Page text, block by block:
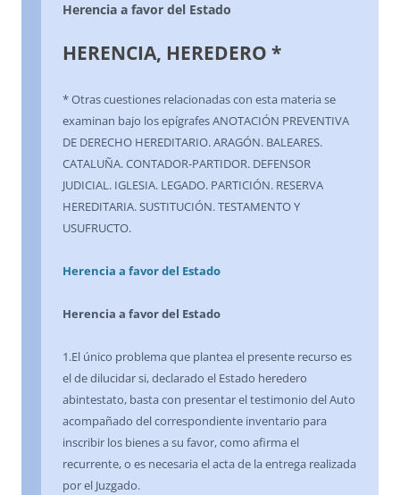
Herencia a favor del Estado
HERENCIA, HEREDERO *
* Otras cuestiones relacionadas con esta materia se
examinan bajo los epígrafes ANOTACIÓN PREVENTIVA
DE DERECHO HEREDITARIO. ARAGÓN. BALEARES.
CATALUÑA. CONTADOR-PARTIDOR. DEFENSOR
JUDICIAL. IGLESIA. LEGADO. PARTICIÓN. RESERVA
HEREDITARIA. SUSTITUCIÓN. TESTAMENTO Y
USUFRUCTO.
Herencia a favor del Estado
Herencia a favor del Estado
1.El único problema que plantea el presente recurso es
el de dilucidar si, declarado el Estado heredero
abintestato, basta con presentar el testimonio del Auto
acompañado del correspondiente inventario para
inscribir los bienes a su favor, como afirma el
recurrente, o es necesaria el acta de la entrega realizada
por el Juzgado.